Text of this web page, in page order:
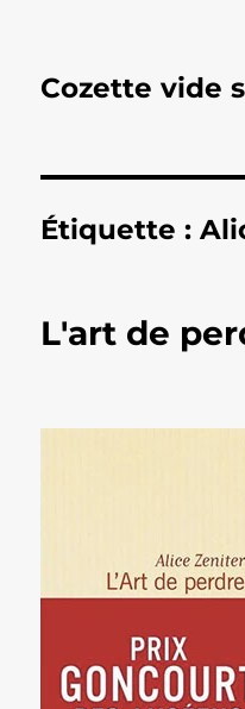
Cozette vide
Étiquette :
L'art de